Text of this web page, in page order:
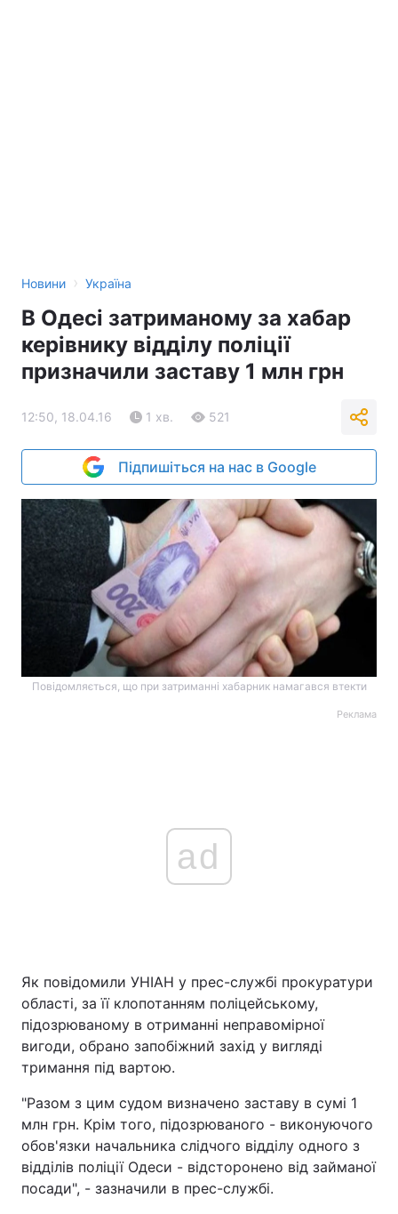
Новини › Україна
В Одесі затриманому за хабар
керівнику відділу поліції
призначили заставу 1 млн грн
12:50, 18.04.16 1 хв. 521
Підпишіться на нас в Google
Повідомляється, що при затриманні хабарник намагався втекти
Реклама
ad
Як повідомили УНІАН у прес-службі прокуратури
області, за її клопотанням поліцейському,
підозрюваному в отриманні неправомірної
вигоди, обрано запобіжний захід у вигляді
тримання під вартою.
"Разом з цим судом визначено заставу в сумі 1
млн грн. Крім того, підозрюваного - виконуючого
обов'язки начальника слідчого відділу одного з
відділів поліції Одеси - відсторонено від займаної
посади", - зазначили в прес-службі.